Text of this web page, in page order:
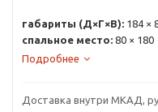
габариты (Д×Г×В): 184 ×
спальное место: 80 × 180
Подробнее
Доставка внутри МКАД,